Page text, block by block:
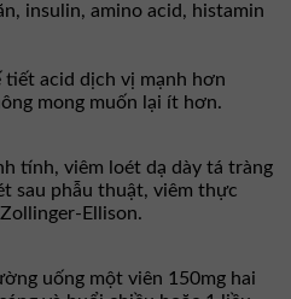
insulin, amino acid, histamin
tiết acid dịch vị mạnh hơn
mong muốn lại ít hơn.
tính, viêm loét dạ dày tá tràng
sau phẫu thuật, viêm thực
Ellison.
uống một viên 150mg hai